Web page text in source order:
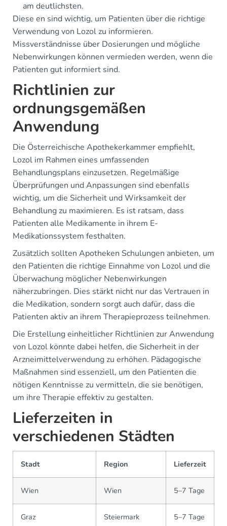
am deutlichsten.
Diese en sind wichtig, um Patienten über die richtige
Verwendung von Lozol zu informieren.
Missverständnisse über Dosierungen und mögliche
Nebenwirkungen können vermieden werden, wenn die
Patienten gut informiert sind.
Richtlinien zur
ordnungsgemäßen
Anwendung
Die Österreichische Apothekerkammer empfiehlt,
Lozol im Rahmen eines umfassenden
Behandlungsplans einzusetzen. Regelmäßige
Überprüfungen und Anpassungen sind ebenfalls
wichtig, um die Sicherheit und Wirksamkeit der
Behandlung zu maximieren. Es ist ratsam, dass
Patienten alle Medikamente in ihrem E-
Medikationssystem festhalten.
Zusätzlich sollten Apotheken Schulungen anbieten, um
den Patienten die richtige Einnahme von Lozol und die
Überwachung möglicher Nebenwirkungen
näherzubringen. Dies stärkt nicht nur das Vertrauen in
die Medikation, sondern sorgt auch dafür, dass die
Patienten aktiv an ihrem Therapieprozess teilnehmen.
Die Erstellung einheitlicher Richtlinien zur Anwendung
von Lozol könnte dabei helfen, die Sicherheit in der
Arzneimittelverwendung zu erhöhen. Pädagogische
Maßnahmen sind essenziell, um den Patienten die
nötigen Kenntnisse zu vermitteln, die sie benötigen,
um ihre Therapie effektiv zu gestalten.
Lieferzeiten in
verschiedenen Städten
Stadt Region Lieferzeit
Wien Wien 5–7 Tage
Graz Steiermark 5–7 Tage